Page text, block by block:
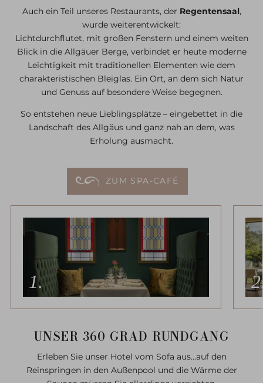
Auch ein Teil unseres Restaurants, der Regentensaal,
wurde weiterentwickelt:
Lichtdurchflutet, mit großen Fenstern und einem weiten
Blick in die Allgäuer Berge, verbindet er heute moderne
Leichtigkeit mit traditionellen Elementen wie dem
charakteristischen Bleiglas. Ein Ort, an dem sich Natur
und Genuss auf besondere Weise begegnen.
So entstehen neue Lieblingsplätze – eingebettet in die
Landschaft des Allgäus und ganz nah an dem, was
Erholung ausmacht.
ZUM SPA-CAFÉ
UNSER 360 GRAD RUNDGANG
Erleben Sie unser Hotel vom Sofa aus...auf den
Reinspringen in den Außenpool und die Wärme der